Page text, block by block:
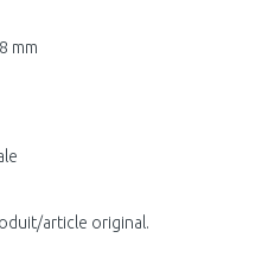
mm
article original.